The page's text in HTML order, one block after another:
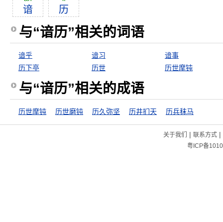
谙 历
与“谙历”相关的词语
谙乎 谙习
谙事
历下亭
历世 历世摩钝
与“谙历”相关的成语
历世摩钝 历世磨钝 历久弥坚 历井扪天 历兵秣马
关于我们 | 联系方式|
粤ICP备